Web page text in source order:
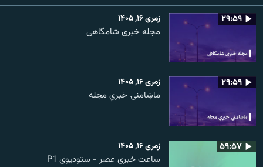
۲۹:۵۹ زمری ۱۶, ۱۴۰۵
مجله خبری شامگاهی
۲۹:۵۹ زمری ۱۶, ۱۴۰۵
ماښامنۍ خبري مجله
۵۹:۵۷ زمری ۱۶, ۱۴۰۵
ساعت خبری عصر - ستودیوی P1